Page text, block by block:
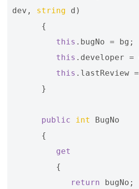
dev , string d )
{
this . bugNo = bg ;
this . developer =
this . lastReview =
}
public int
BugNo
{
get
{
return
bugNo ;